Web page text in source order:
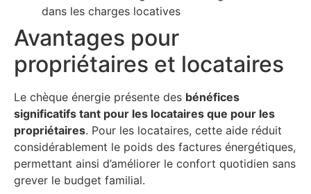
dans les charges locatives
Avantages pour
propriétaires et locataires
Le chèque énergie présente des bénéfices
significatifs tant pour les locataires que pour les
propriétaires. Pour les locataires, cette aide réduit
considérablement le poids des factures énergétiques,
permettant ainsi d’améliorer le confort quotidien sans
grever le budget familial.